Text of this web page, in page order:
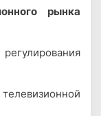
рынка